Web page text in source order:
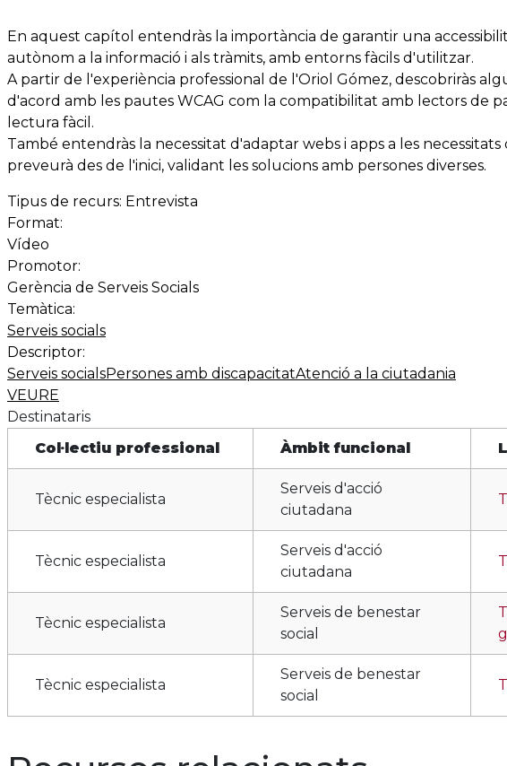
En aquest capítol entendràs la importància de garantir una
autònom a la informació i als tràmits, amb entorns fàcils d'utilitzar.
A partir de l'experiència professional de l'Oriol Gómez, descobriràs
d'acord amb les pautes WCAG com la compatibilitat amb lectors de
lectura fàcil.
També entendràs la necessitat d'adaptar webs i apps a les
preveurà des de l'inici, validant les solucions amb persones diverses.
Tipus de recurs: Entrevista
Format:
Vídeo
Promotor:
Gerència de Serveis Socials
Temàtica:
Serveis socials
Descriptor:
Serveis socialsPersones amb discapacitatAtenció a la ciutadania
VEURE
Destinataris
Col·lectiu professional Àmbit funcional
Tècnic especialista
Serveis d'acció
ciutadana
Tècnic especialista
Serveis d'acció
ciutadana
Tècnic especialista
Serveis de benestar
social
Tècnic especialista
Serveis de benestar
social